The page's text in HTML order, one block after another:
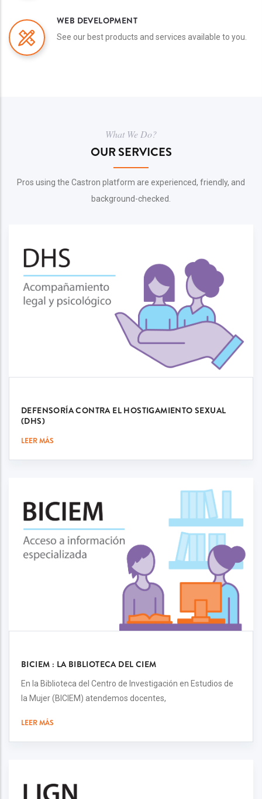
WEB DEVELOPMENT
See our best products and services available to you.
What We Do?
OUR SERVICES
Pros using the Castron platform are experienced, friendly, and
background-checked.
DEFENSORÍA CONTRA EL HOSTIGAMIENTO SEXUAL
(DHS)
LEER MÁS
BICIEM : LA BIBLIOTECA DEL CIEM
En la Biblioteca del Centro de Investigación en Estudios de
la Mujer (BICIEM) atendemos docentes,
LEER MÁS